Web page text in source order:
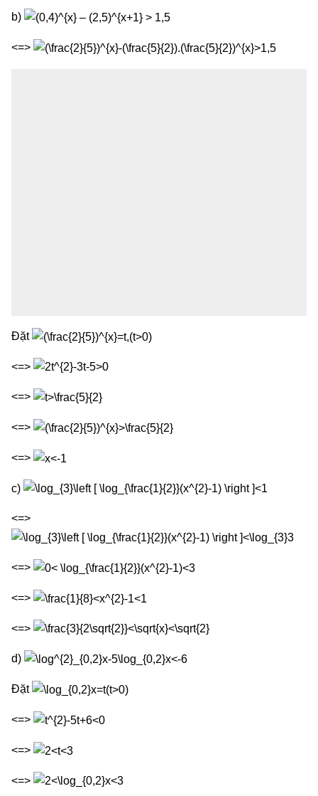
b)
<=>
Đặt
<=>
<=>
<=>
<=>
c)
<=>
<=>
<=>
<=>
d)
Đặt
<=>
<=>
<=>